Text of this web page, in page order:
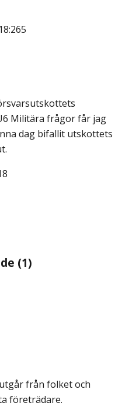
Militära frågor får jag
dag bifallit utskottets
(1)
från folket och
företrädare.